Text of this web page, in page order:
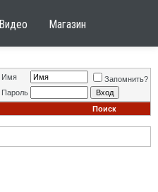
Видео Магазин
Имя
Запомнить?
Пароль
Поиск